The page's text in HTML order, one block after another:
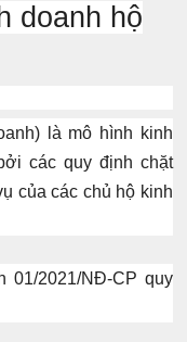
doanh hộ
là mô hình kinh
các quy định chặt
của các chủ hộ kinh
01/2021/NĐ-CP quy